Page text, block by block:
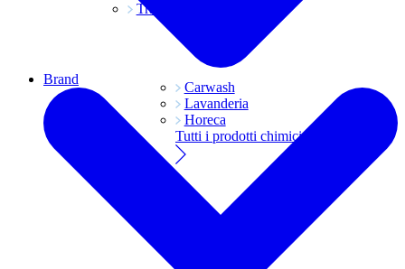
Trasmissioni
Carwash
Lavanderia
Horeca
Tutti i prodotti chimici
Brand